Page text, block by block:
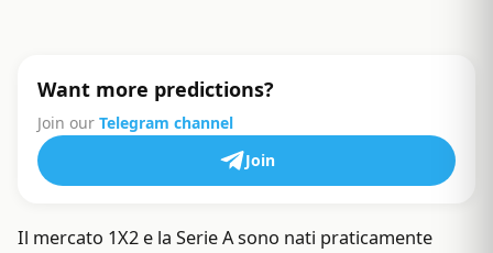
Want more predictions?
Join our Telegram channel
Join
Il mercato 1X2 e la Serie A sono nati praticamente